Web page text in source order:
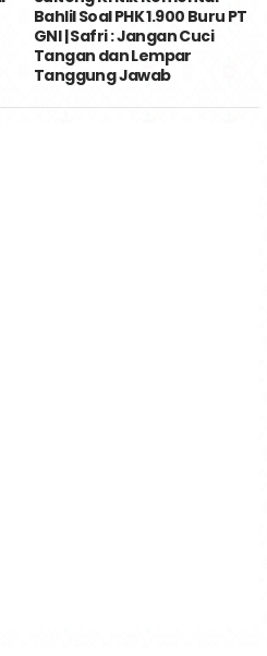
Bahlil Soal PHK 1.900 Buru PT
GNI | Safri : Jangan Cuci
Tangan dan Lempar
Tanggung Jawab